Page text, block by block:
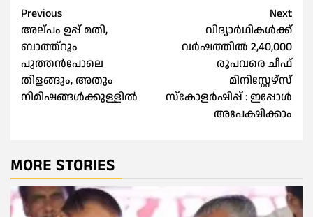
Post
navigation
Previous
അല്‌പം ഉപ്പ് മതി,
ബാത്ത്‌റൂം
പുത്തൻപോലെ
തിളങ്ങും, അതും
നിമിഷങ്ങള്‍ക്കുള്ളില്‍
Next
വിദ്യാര്‍ഥികള്‍ക്ക്
വര്‍ഷത്തില്‍ 2,40,000
രൂപവരെ ചീഫ്
മിനിസ്റ്റേഴ്സ്
സ്കോളര്‍ഷിപ്പ് : ഇപ്പോള്‍
അപേക്ഷിക്കാം
MORE STORIES